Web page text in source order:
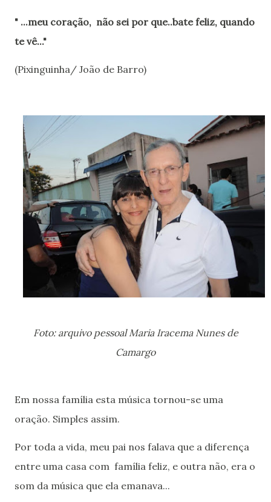
" ...meu coração, não sei por que..bate feliz, quando
te vê..."
(Pixinguinha/ João de Barro)
Foto: arquivo pessoal Maria Iracema Nunes de
Camargo
Em nossa família esta música tornou-se uma
oração. Simples assim.
Por toda a vida, meu pai nos falava que a diferença
entre uma casa com família feliz, e outra não, era o
som da música que ela emanava...